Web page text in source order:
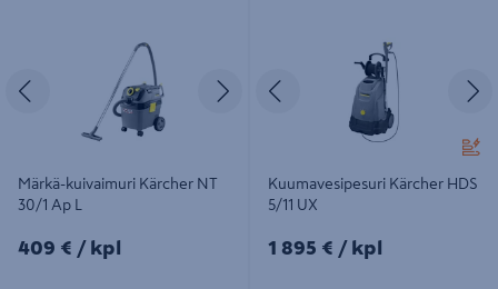
Seuraava
Märkä-kuivaimuri Kärcher NT
30/1 Ap L
409€/kpl
409 € / kpl
Edellinen
Kuumavesipesuri Kärcher HDS
5/11 UX
1895€/kpl
1 895 € / kpl